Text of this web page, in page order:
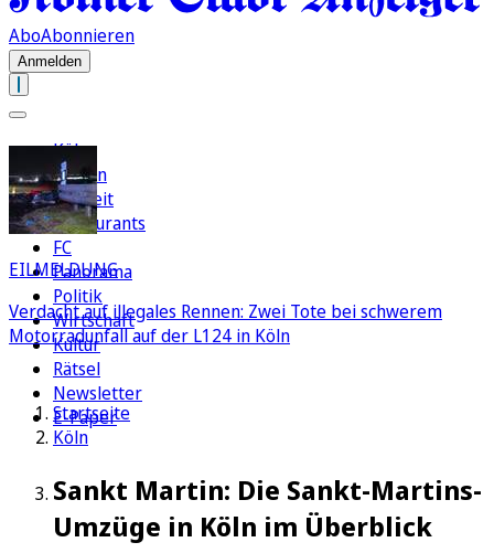
AboAbonnieren
Anmelden
Köln
Region
Freizeit
Restaurants
FC
Panorama
Politik
Wirtschaft
Kultur
Rätsel
Newsletter
E-Paper
EILMELDUNG
Verdacht auf illegales Rennen: Zwei Tote bei schwerem
Motorradunfall auf der L124 in Köln
Startseite
Köln
Sankt Martin: Die Sankt-Martins-
Umzüge in Köln im Überblick